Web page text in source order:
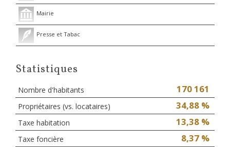
Mairie
Presse et Tabac
Statistiques
Nombre d'habitants 170 161
Propriétaires (vs. locataires) 34,88 %
Taxe habitation 13,38 %
Taxe foncière 8,37 %